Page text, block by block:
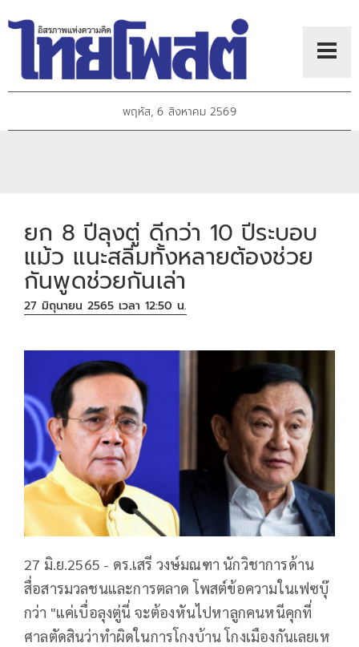
พฤหัส, 6 สิงหาคม 2569
ยก 8 ปีลุงตู่ ดีกว่า 10 ปีระบอบ
แม้ว แนะสลิ่มทั้งหลายต้องช่วย
กันพูดช่วยกันเล่า
27 มิถุนายน 2565 เวลา 12:50 น.
27 มิ.ย.2565 - ดร.เสรี วงษ์มณฑา นักวิชาการด้าน
สื่อสารมวลชนและการตลาด โพสต์ข้อความในเฟซบุ๊
กว่า "แค่เบื่อลุงตู่นี่ จะต้องหันไปหาลูกคนหนีคุกที่
ศาลตัดสินว่าทำผิดในการโกงบ้าน โกงเมืองกันเลยเห